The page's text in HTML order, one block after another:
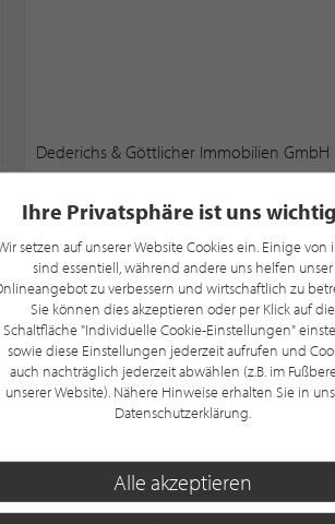
Dederichs & Göttlicher Immobilien GmbH
Immobilienmakler
SchornConsult - Immobilienberatung
und -bewertung
Ihre Privatsphäre ist uns
setzen auf unserer Website Cookies ein. Einige von
sind essentiell, während andere uns helfen unser
zu verbessern und wirtschaftlich zu
Sie können dies akzeptieren oder per Klick auf die
Schaltfläche "Individuelle Cookie-Einstellungen"
sowie diese Einstellungen jederzeit aufrufen und
auch nachträglich jederzeit abwählen (z.B. im
unserer Website). Nähere Hinweise erhalten Sie in
Datenschutzerklärung.
Alle akzeptieren